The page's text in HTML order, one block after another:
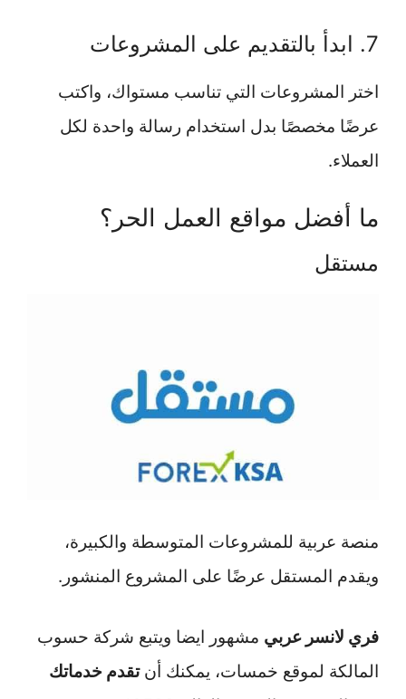
7. ابدأ بالتقديم على المشروعات
اختر المشروعات التي تناسب مستواك، واكتب
عرضًا مخصصًا بدل استخدام رسالة واحدة لكل
العملاء.
ما أفضل مواقع العمل الحر؟
مستقل
منصة عربية للمشروعات المتوسطة والكبيرة،
ويقدم المستقل عرضًا على المشروع المنشور.
فري لانسر عربي مشهور ايضا ويتبع شركة حسوب
المالكة لموقع خمسات، يمكنك أنتقدم خدماتك